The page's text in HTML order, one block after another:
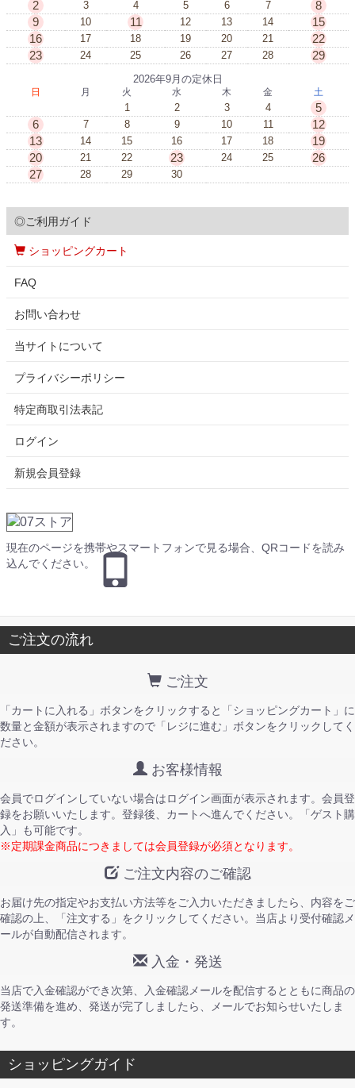
2 3 4 5 6 7
8
9
10 11 12 13 14
15
16
17 18 19 20 21
22
23
24 25 26 27 28 29
2026年9月の定休日
日 月 火 水 木 金 土
1 2 3 4
5
6
7 8 9 10 11
12
13
14 15 16 17 18
19
20
21 22 23 24 25
26
27
28 29 30
◎ご利用ガイド
ショッピングカート
FAQ
お問い合わせ
当サイトについて
プライバシーポリシー
特定商取引法表記
ログイン
新規会員登録
現在のページを携帯やスマートフォンで見る場合、QRコードを読み
込んでください。
ご注文の流れ
ご注文
「カートに入れる」ボタンをクリックすると「ショッピングカート」に
数量と金額が表示されますので「レジに進む」ボタンをクリックしてく
ださい。
お客様情報
会員でログインしていない場合はログイン画面が表示されます。会員登
録をお願いいたします。登録後、カートへ進んでください。「ゲスト購
入」も可能です。
※定期課金商品につきましては会員登録が必須となります。
ご注文内容のご確認
お届け先の指定やお支払い方法等をご入力いただきましたら、内容をご
確認の上、「注文する」をクリックしてください。当店より受付確認メ
ールが自動配信されます。
入金・発送
当店で入金確認ができ次第、入金確認メールを配信するとともに商品の
発送準備を進め、発送が完了しましたら、メールでお知らせいたしま
す。
ショッピングガイド